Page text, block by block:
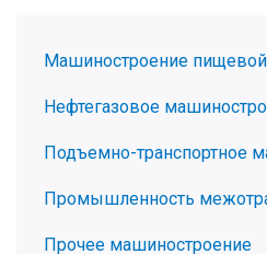
Машиностроение
Нефтегазовое
Подъемно-транспортное
Промышленность
Прочее машиностроение